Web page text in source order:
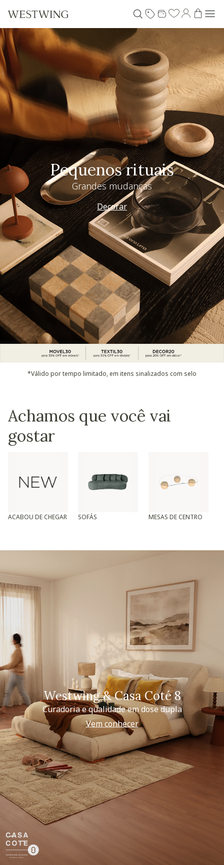
Pequenos rituais
Grandes mudanças
Decorar
*Válido por tempo limitado, em itens sinalizados com selo
Achamos que você vai
gostar
ACABOU DE CHEGAR SOFÁS MESAS DE CENTRO
Westwing & Casa Coté 8
Curadoria e qualidade em dose dupla
Vem conhecer